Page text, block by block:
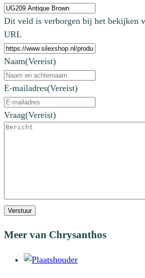
Dit veld is verborgen bij het bekijken
URL
Naam(Vereist)
E-mailadres(Vereist)
Vraag(Vereist)
Verstuur
Meer van Chrysanthos